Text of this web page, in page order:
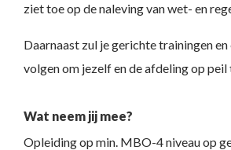
ziet toe op de naleving van wet- en
Daarnaast zul je gerichte trainingen
volgen om jezelf en de afdeling op peil
Wat neem jij mee?
Opleiding op min. MBO-4 niveau op